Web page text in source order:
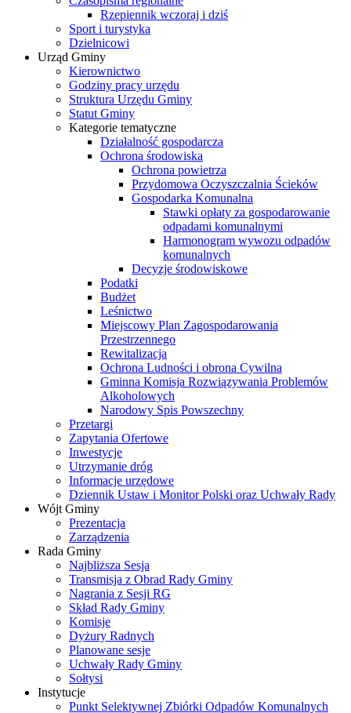
Rzepiennik wczoraj i dziś
Sport i turystyka
Dzielnicowi
Urząd Gminy
Kierownictwo
Godziny pracy urzędu
Struktura Urzędu Gminy
Statut Gminy
Kategorie tematyczne
Działalność gospodarcza
Ochrona środowiska
Ochrona powietrza
Przydomowa Oczyszczalnia Ścieków
Gospodarka Komunalna
Stawki opłaty za gospodarowanie
odpadami komunalnymi
Harmonogram wywozu odpadów
komunalnych
Decyzje środowiskowe
Podatki
Budżet
Leśnictwo
Miejscowy Plan Zagospodarowania
Przestrzennego
Rewitalizacja
Ochrona Ludności i obrona Cywilna
Gminna Komisja Rozwiązywania Problemów
Alkoholowych
Narodowy Spis Powszechny
Przetargi
Zapytania Ofertowe
Inwestycje
Utrzymanie dróg
Informacje urzędowe
Dziennik Ustaw i Monitor Polski oraz Uchwały Rady
Wójt Gminy
Prezentacja
Zarządzenia
Rada Gminy
Najbliższa Sesja
Transmisja z Obrad Rady Gminy
Nagrania z Sesji RG
Skład Rady Gminy
Komisje
Dyżury Radnych
Planowane sesje
Uchwały Rady Gminy
Sołtysi
Instytucje
Punkt Selektywnej Zbiórki Odpadów Komunalnych